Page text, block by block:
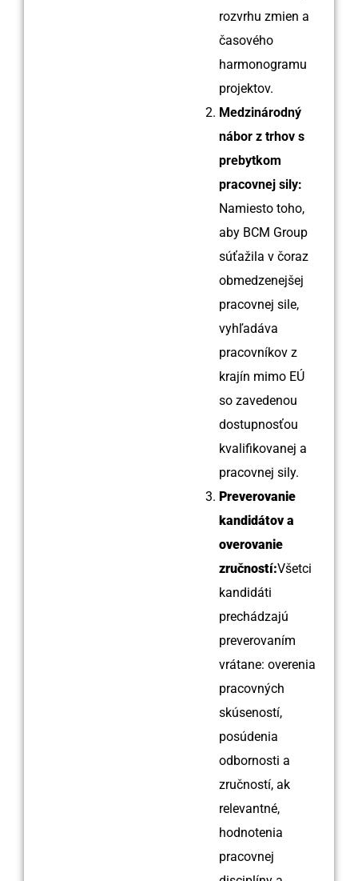
rozvrhu zmien a
časového
harmonogramu
projektov.
Medzinárodný
nábor z trhov s
prebytkom
pracovnej sily:
Namiesto toho,
aby BCM Group
súťažila v čoraz
obmedzenejšej
pracovnej sile,
vyhľadáva
pracovníkov z
krajín mimo EÚ
so zavedenou
dostupnosťou
kvalifikovanej a
pracovnej sily.
Preverovanie
kandidátov a
overovanie
zručností:Všetci
kandidáti
prechádzajú
preverovaním
vrátane: overenia
pracovných
skúseností,
posúdenia
odbornosti a
zručností, ak
relevantné,
hodnotenia
pracovnej